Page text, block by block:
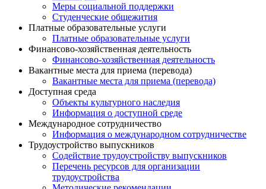
Меры социальной поддержки
Студенческие общежития
Платные образовательные услуги
Платные образовательные услуги
Финансово-хозяйственная деятельность
Финансово-хозяйственная деятельность
Вакантные места для приема (перевода)
Вакантные места для приема (перевода)
Доступная среда
Объекты культурного наследия
Информация о доступной среде
Международное сотрудничество
Информация о международном сотрудничестве
Трудоустройство выпускников
Содействие трудоустройству выпускников
Перечень ресурсов для организации
трудоустройства